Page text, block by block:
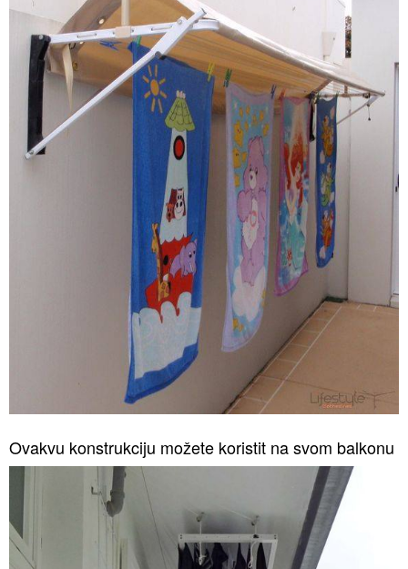
Ovakvu konstrukciju možete koristit na svom balkonu